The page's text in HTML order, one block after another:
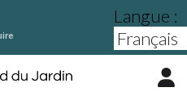
Langue :